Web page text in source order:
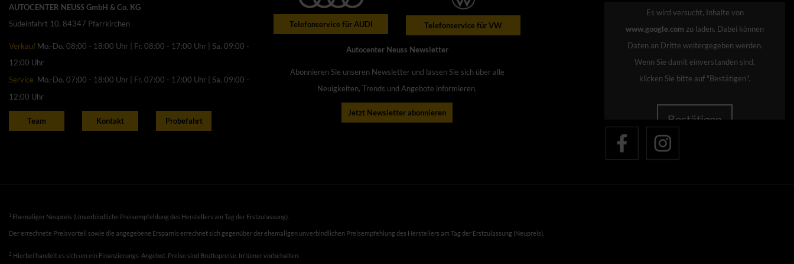
AUTOCENTER NEUSS GmbH & Co. KG
Südeinfahrt 10, 84347 Pfarrkirchen
Verkauf Mo.-Do. 08:00 - 18:00 Uhr | Fr. 08:00 - 17:00 Uhr | Sa. 09:00 -
12:00 Uhr
Service Mo.-Do. 07:00 - 18:00 Uhr | Fr. 07:00 - 17:00 Uhr | Sa. 09:00 -
12:00 Uhr
Team Kontakt Probefahrt
Telefonservice für AUDI Telefonservice für VW
Autocenter Neuss Newsletter
Abonnieren Sie unseren Newsletter und lassen Sie sich über alle
Neuigkeiten, Trends und Angebote informieren.
Jetzt Newsletter abonnieren
www.google.com zu laden. Dabei können
Daten an Dritte weitergegeben werden.
Wenn Sie damit einverstanden sind,
klicken Sie bitte auf "Bestätigen".
Bestätigen
1 Ehemaliger Neupreis (Unverbindliche Preisempfehlung des Herstellers am Tag der Erstzulassung).
Der errechnete Preisvorteil sowie die angegebene Ersparnis errechnet sich gegenüber der ehemaligen unverbindlichen Preisempfehlung des Herstellers am Tag der Erstzulassung (Neupreis).
2 Hierbei handelt es sich um ein Finanzierungs-Angebot. Preise sind Bruttopreise. Irrtümer vorbehalten.